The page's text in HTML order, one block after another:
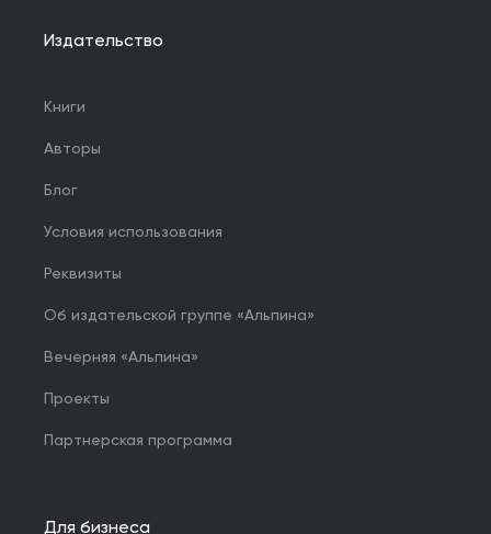
Издательство
Книги
Авторы
Блог
Условия использования
Реквизиты
Об издательской группе «Альпина»
Вечерняя «Альпина»
Проекты
Партнерская программа
Для бизнеса